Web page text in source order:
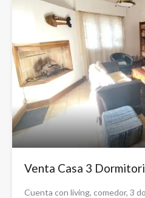
Venta Casa 3
Cuenta con living, comedor, 3